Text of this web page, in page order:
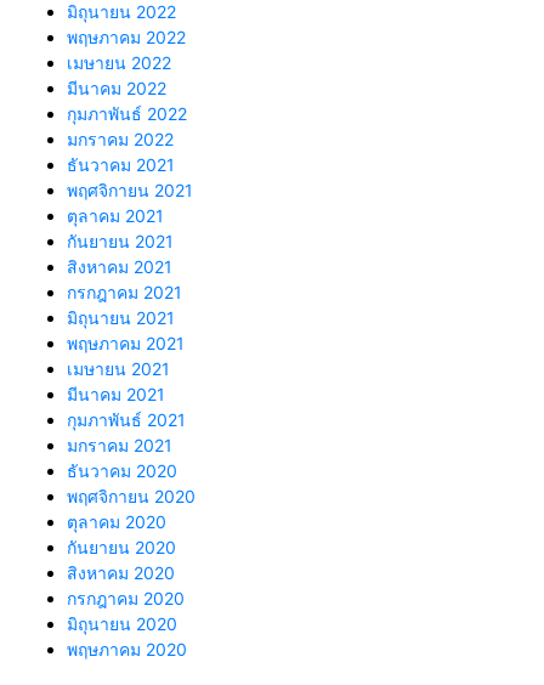
มิถุนายน 2022
พฤษภาคม 2022
เมษายน 2022
มีนาคม 2022
กุมภาพันธ์ 2022
มกราคม 2022
ธันวาคม 2021
พฤศจิกายน 2021
ตุลาคม 2021
กันยายน 2021
สิงหาคม 2021
กรกฎาคม 2021
มิถุนายน 2021
พฤษภาคม 2021
เมษายน 2021
มีนาคม 2021
กุมภาพันธ์ 2021
มกราคม 2021
ธันวาคม 2020
พฤศจิกายน 2020
ตุลาคม 2020
กันยายน 2020
สิงหาคม 2020
กรกฎาคม 2020
มิถุนายน 2020
พฤษภาคม 2020